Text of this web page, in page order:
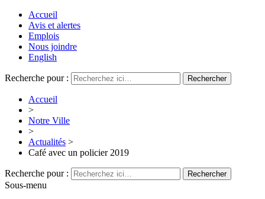
Accueil
Avis et alertes
Emplois
Nous joindre
English
Recherche pour :
Accueil
>
Notre Ville
>
Actualités >
Café avec un policier 2019
Recherche pour :
Sous-menu